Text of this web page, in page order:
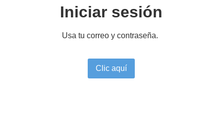
Iniciar sesión
Usa tu correo y contraseña.
Clic aquí